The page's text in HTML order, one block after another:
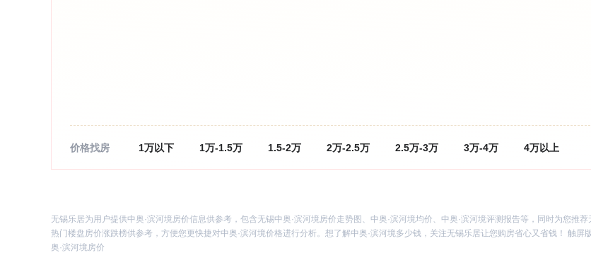
价格找房 1万以下 1万-1.5万 1.5-2万 2万-2.5万 2.5万-3万 3万-4万 4万以上
无锡乐居为用户提供中奥·滨河境房价信息供参考，包含无锡中奥·滨河境房价走势图、中奥·滨河境均价、中奥·滨河境评测报告等，同时为您推荐
热门楼盘房价涨跌榜供参考，方便您更快捷对中奥·滨河境价格进行分析。想了解中奥·滨河境多少钱，关注无锡乐居让您购房省心又省钱！ 触屏
奥·滨河境房价